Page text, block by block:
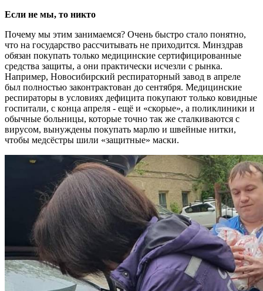
Если не мы, то никто
Почему мы этим занимаемся? Очень быстро стало понятно,
что на государство рассчитывать не приходится. Минздрав
обязан покупать только медицинские сертифицированные
средства защиты, а они практически исчезли с рынка.
Например, Новосибирский респираторный завод в апреле
был полностью законтрактован до сентября. Медицинские
респираторы в условиях дефицита покупают только ковидные
госпитали, с конца апреля - ещё и «скорые», а поликлиники и
обычные больницы, которые точно так же сталкиваются с
вирусом, вынуждены покупать марлю и швейные нитки,
чтобы медсёстры шили «защитные» маски.